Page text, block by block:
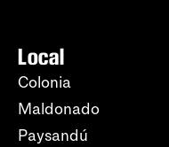
Local
Colonia
Maldonado
Paysandú